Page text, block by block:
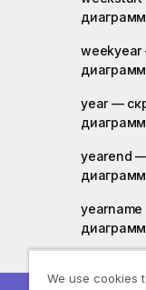
weekyear
year —
yearend
We use cookies